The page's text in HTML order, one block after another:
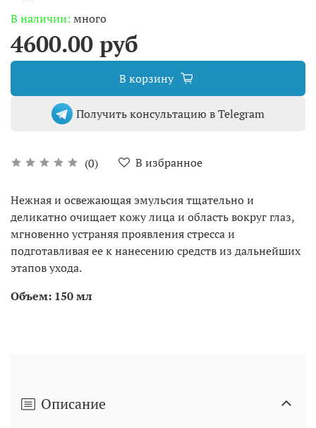
(0) В избранное
В наличии: много
4600.00 руб
В корзину
Получить консультацию в Telegram
Нежная и освежающая эмульсия тщательно и
деликатно очищает кожу лица и область вокруг глаз,
мгновенно устраняя проявления стресса и
подготавливая ее к нанесению средств из дальнейших
этапов ухода.
Объем: 150 мл
Описание